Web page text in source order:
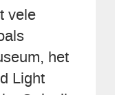
vele
het
Light